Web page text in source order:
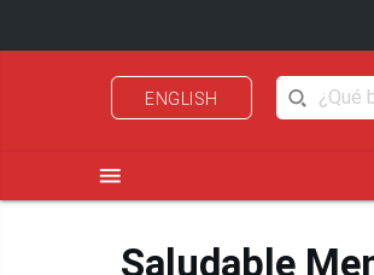
ENGLISH
menu
Saludable